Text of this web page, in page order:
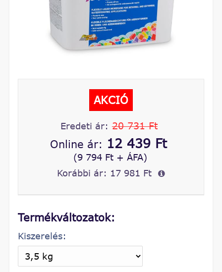
AKCIÓ
Eredeti ár: 20 731 Ft
Online ár: 12 439 Ft
(9 794 Ft + ÁFA)
Korábbi ár: 17 981 Ft
Termékváltozatok:
Kiszerelés: